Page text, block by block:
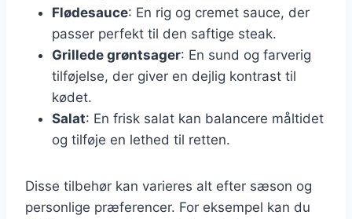
Flødesauce: En rig og cremet sauce, der
passer perfekt til den saftige steak.
Grillede grøntsager: En sund og farverig
tilføjelse, der giver en dejlig kontrast til
kødet.
Salat: En frisk salat kan balancere måltidet
og tilføje en lethed til retten.
Disse tilbehør kan varieres alt efter sæson og
personlige præferencer. For eksempel kan du